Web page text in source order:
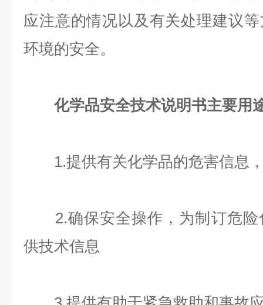
应注意的情况以及有关处理建议
环境的安全。
化学品安全技术说明书主要用
1.提供有关化学品的危害信息，
2.确保安全操作，为制订危险
供技术信息